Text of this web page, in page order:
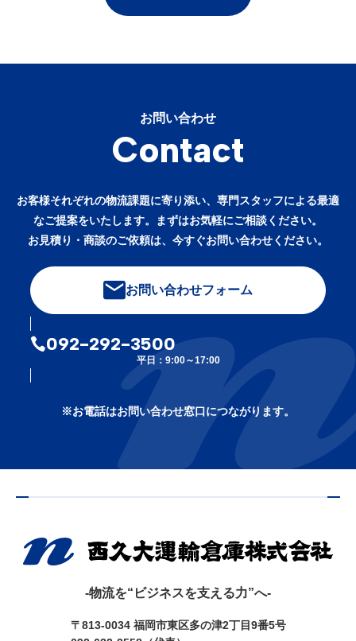
お問い合わせ
Contact
お客様それぞれの物流課題に寄り添い、専門スタッフによる最適
なご提案をいたします。まずはお気軽にご相談ください。
お見積り・商談のご依頼は、今すぐお問い合わせください。
お問い合わせフォーム
092-292-3500
平日：9:00～17:00
※お電話はお問い合わせ窓口につながります。
-物流を“ビジネスを支える力”へ-
〒813-0034 福岡市東区多の津2丁目9番5号